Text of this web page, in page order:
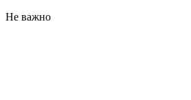
Не важно